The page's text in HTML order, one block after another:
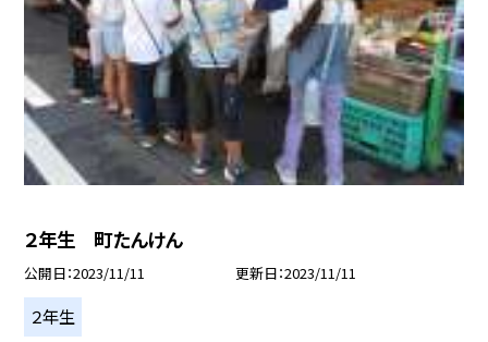
２年生 町たんけん
公開日 2023/11/11 更新日 2023/11/11
２年生